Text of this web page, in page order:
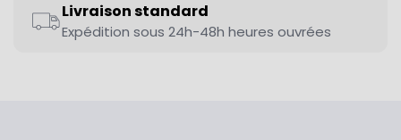
Livraison standard
Expédition sous 24h-48h heures ouvrées